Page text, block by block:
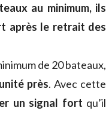
au minimum, ils
après le retrait des
de 20 bateaux,
près. Avec cette
un signal fort qu’il